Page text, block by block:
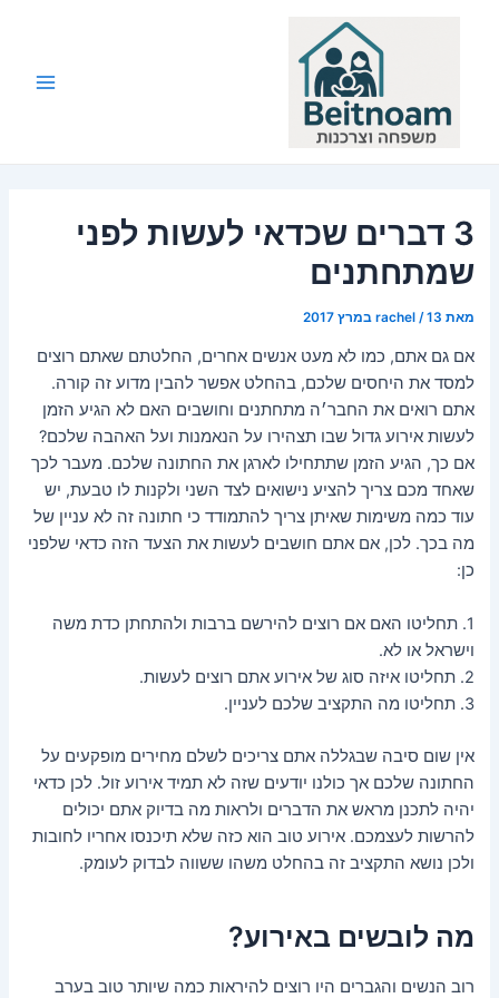
3 דברים שכדאי לעשות לפני
שמתחתנים
מאת rachel /13 במרץ 2017
אם גם אתם, כמו לא מעט אנשים אחרים, החלטתם שאתם רוצים
למסד את היחסים שלכם, בהחלט אפשר להבין מדוע זה קורה.
אתם רואים את החבר׳ה מתחתנים וחושבים האם לא הגיע הזמן
לעשות אירוע גדול שבו תצהירו על הנאמנות ועל האהבה שלכם?
אם כך, הגיע הזמן שתתחילו לארגן את החתונה שלכם. מעבר לכך
שאחד מכם צריך להציע נישואים לצד השני ולקנות לו טבעת, יש
עוד כמה משימות שאיתן צריך להתמודד כי חתונה זה לא עניין של
מה בכך. לכן, אם אתם חושבים לעשות את הצעד הזה כדאי שלפני
כן:
1. תחליטו האם אם רוצים להירשם ברבות ולהתחתן כדת משה
וישראל או לא.
2. תחליטו איזה סוג של אירוע אתם רוצים לעשות.
3. תחליטו מה התקציב שלכם לעניין.
אין שום סיבה שבגללה אתם צריכים לשלם מחירים מופקעים על
החתונה שלכם אך כולנו יודעים שזה לא תמיד אירוע זול. לכן כדאי
יהיה לתכנן מראש את הדברים ולראות מה בדיוק אתם יכולים
להרשות לעצמכם. אירוע טוב הוא כזה שלא תיכנסו אחריו לחובות
ולכן נושא התקציב זה בהחלט משהו ששווה לבדוק לעומק.
מה לובשים באירוע?
רוב הנשים והגברים היו רוצים להיראות כמה שיותר טוב בערב